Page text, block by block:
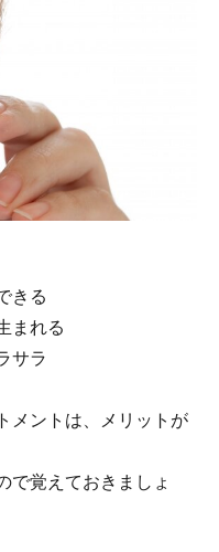
きる
まれる
サラ
メントは、メリットが
で覚えておきましょ